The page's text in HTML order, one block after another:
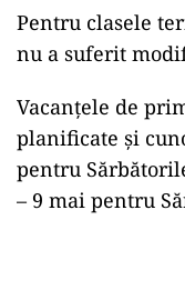
Pentru clasele
nu a suferit
Vacanţele de
planificate şi
pentru
– 9 mai pentru